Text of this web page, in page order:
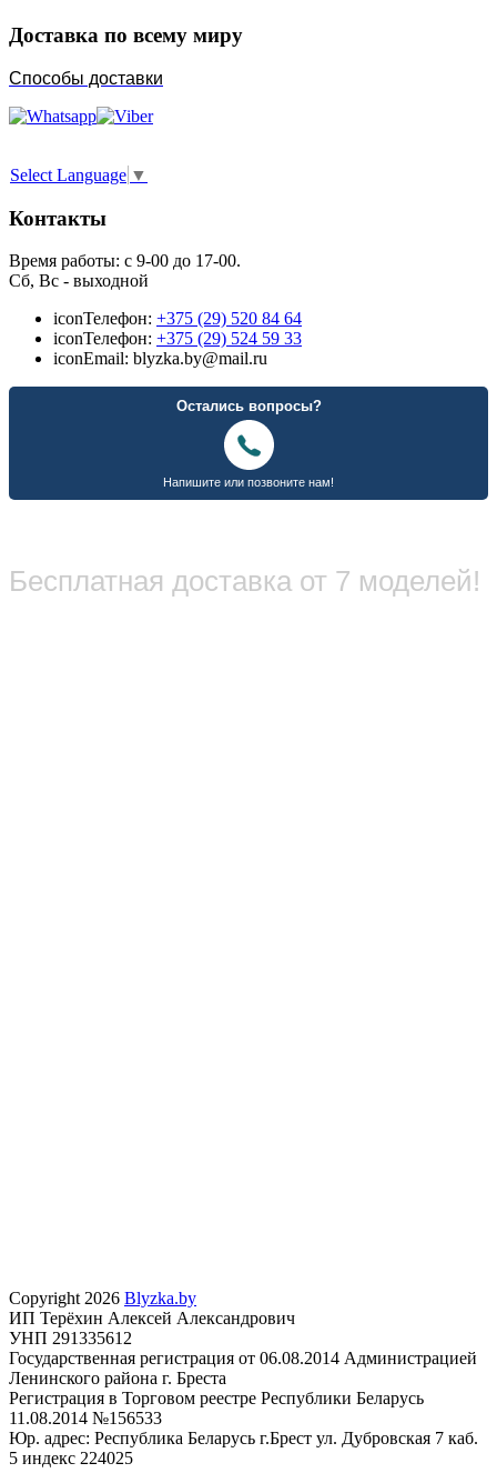
Доставка по всему миру
Способы доставки
Select Language ▼
Контакты
Время работы: с 9-00 до 17-00.
Сб, Вс - выходной
iconТелефон: +375 (29) 520 84 64
iconТелефон: +375 (29) 524 59 33
iconEmail: blyzka.by@mail.ru
Бесплатная доставка от 7 моделей!
Copyright 2026 Blyzka.by
ИП Терёхин Алексей Александрович
УНП 291335612
Государственная регистрация от 06.08.2014 Администрацией
Ленинского района г. Бреста
Регистрация в Торговом реестре Республики Беларусь
11.08.2014 №156533
Юр. адрес: Республика Беларусь г.Брест ул. Дубровская 7 каб.
5 индекс 224025